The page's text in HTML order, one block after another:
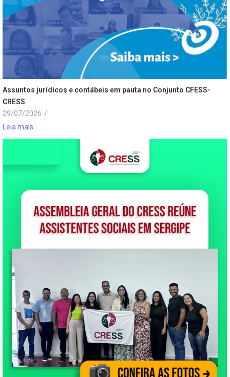
Assuntos jurídicos e contábeis em pauta no Conjunto CFESS-
CRESS
29/07/2026 /
Leia mais